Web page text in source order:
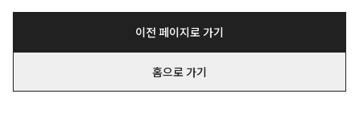
이전 페이지로 가기
홈으로 가기